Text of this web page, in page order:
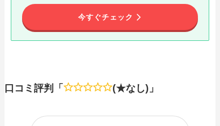
今すぐチェック
口コミ評判「 (★なし)」